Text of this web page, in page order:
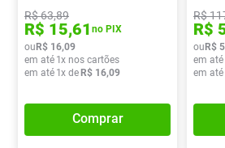
R$63,89
R$ 15,61 no PIX
ouR$ 16,09
em até 1x nos cartões
em até 1x deR$ 16,09
Comprar
R$
R$
ouR$
em até
em até